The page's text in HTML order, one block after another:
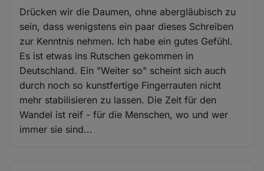
Drücken wir die Daumen, ohne abergläubisch zu
sein, dass wenigstens ein paar dieses Schreiben
zur Kenntnis nehmen. Ich habe ein gutes Gefühl.
Es ist etwas ins Rutschen gekommen in
Deutschland. Ein "Weiter so" scheint sich auch
durch noch so kunstfertige Fingerrauten nicht
mehr stabilisieren zu lassen. Die Zeit für den
Wandel ist reif - für die Menschen, wo und wer
immer sie sind...